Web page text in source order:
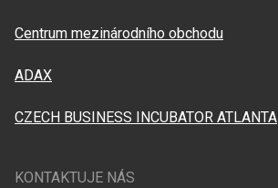
Centrum mezinárodního obchodu
ADAX
CZECH BUSINESS INCUBATOR ATLANTA
KONTAKTUJE NÁS